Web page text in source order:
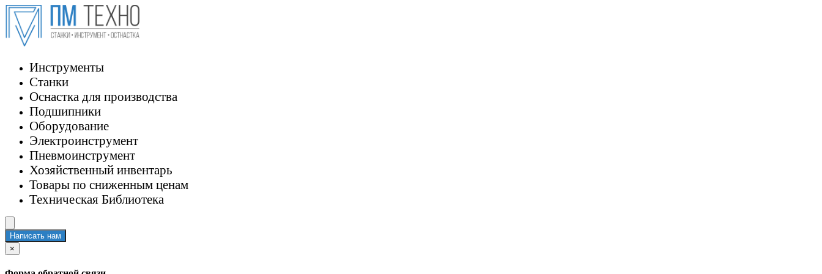
Инструменты
Станки
Оснастка для производства
Подшипники
Оборудование
Электроинструмент
Пневмоинструмент
Хозяйственный инвентарь
Товары по сниженным ценам
Техническая Библиотека
Написать нам
×